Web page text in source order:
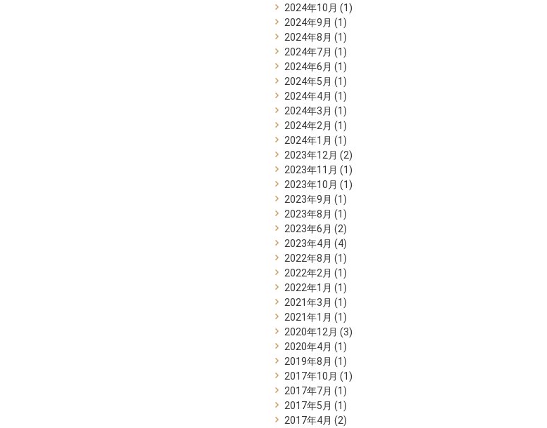
2024年10月 (1)
2024年9月 (1)
2024年8月 (1)
2024年7月 (1)
2024年6月 (1)
2024年5月 (1)
2024年4月 (1)
2024年3月 (1)
2024年2月 (1)
2024年1月 (1)
2023年12月 (2)
2023年11月 (1)
2023年10月 (1)
2023年9月 (1)
2023年8月 (1)
2023年6月 (2)
2023年4月 (4)
2022年8月 (1)
2022年2月 (1)
2022年1月 (1)
2021年3月 (1)
2021年1月 (1)
2020年12月 (3)
2020年4月 (1)
2019年8月 (1)
2017年10月 (1)
2017年7月 (1)
2017年5月 (1)
2017年4月 (2)